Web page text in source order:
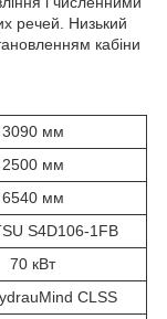
речей. Низький
кабіни
3090 мм
2500 мм
6540 мм
S4D106-1FB
70 кВт
CLSS